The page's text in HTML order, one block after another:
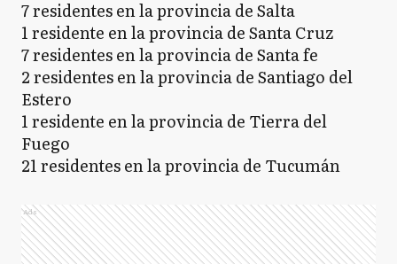
7 residentes en la provincia de Salta
1 residente en la provincia de Santa Cruz
7 residentes en la provincia de Santa fe
2 residentes en la provincia de Santiago del
Estero
1 residente en la provincia de Tierra del
Fuego
21 residentes en la provincia de Tucumán
Ads